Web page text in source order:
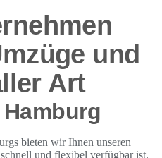
und
Art
bieten wir Ihnen unseren
und flexibel verfügbar ist.